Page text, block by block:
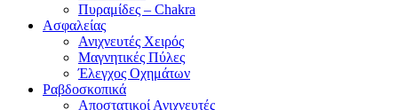
Πυραμίδες – Chakra
Ασφαλείας
Ανιχνευτές Χειρός
Μαγνητικές Πύλες
Έλεγχος Οχημάτων
Ραβδοσκοπικά
Αποστατικοί Ανιχνευτές